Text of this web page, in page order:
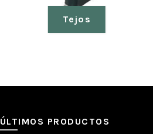
Tejos
ÚLTIMOS PRODUCTOS